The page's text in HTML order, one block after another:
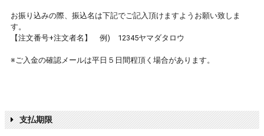
お振り込みの際、振込名は下記でご記入頂けますようお願い致しま
す。
【注文番号+注文者名】 例) 12345ヤマダタロウ
※ご入金の確認メールは平日５日間程頂く場合があります。
支払期限